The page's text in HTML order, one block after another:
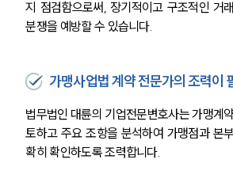
대륜법률상담예약
지 점검함으로써, 장기적이고 구조적인 거
분쟁을 예방할 수 있습니다.
가맹사업법 계약 전문가의 조력이
법무법인 대륜의 기업전문변호사는 가맹계
토하고 주요 조항을 분석하여 가맹점과 본
확히 확인하도록 조력합니다.